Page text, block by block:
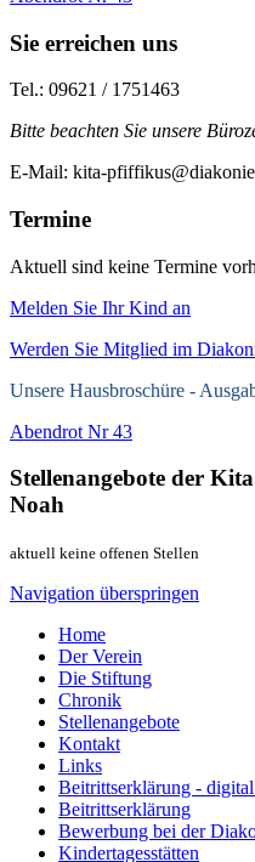
Sie erreichen uns
Tel.: 09621 / 1751463
Bitte beachten Sie unsere
E-Mail: kita-
Termine
Aktuell sind keine Termine
Melden Sie Ihr Kind an
Werden Sie Mitglied im
Unsere Hausbroschüre -
Abendrot Nr 43
Stellenangebote der
Noah
aktuell keine offenen Stellen
Navigation überspringen
Home
Der Verein
Die Stiftung
Chronik
Stellenangebote
Kontakt
Links
Beitrittserklärung -
Beitrittserklärung
Bewerbung bei der
Kindertagesstätten